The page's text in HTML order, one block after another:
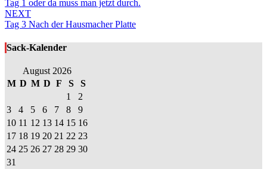
Tag 1 oder da muss man jetzt durch.
NEXT
Tag 3 Nach der Hausmacher Platte
Sack-Kalender
August 2026
M D M D F S
S
1
2
3
4 5 6 7 8
9
10 11 12 13 14 15 16
17 18 19 20 21 22 23
24 25 26 27 28 29 30
31